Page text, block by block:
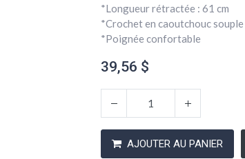
*Longueur rétractée : 61 cm
*Crochet en caoutchouc
*Poignée confortable
39,56 $
AJOUTER AU PANIER